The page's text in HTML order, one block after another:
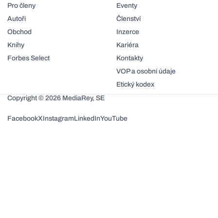
Pro členy
Autoři
Obchod
Knihy
Forbes Select
Eventy
Členství
Inzerce
Kariéra
Kontakty
VOP a osobní údaje
Etický kodex
Copyright © 2026 MediaRey, SE
FacebookXInstagramLinkedInYouTube